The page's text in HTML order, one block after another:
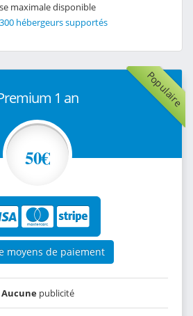
maximale disponible
hébergeurs supportés
Populaire
1 an
50€
moyens de paiement
Aucunepublicité